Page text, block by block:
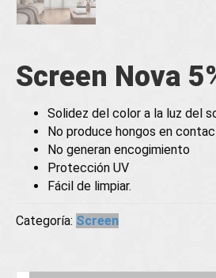
Screen Nova
Solidez del color a la luz del
No produce hongos en
No generan encogimiento
Protección UV
Fácil de limpiar.
Categoría: Screen